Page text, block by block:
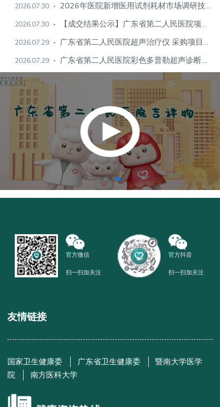
2026.07.30 2026年医院新增医用试剂耗材市场调研技术论证结果公示
2026.07.30 【成交结果公示】广东省第二人民医院项目成交结果公示
2026.07.29 广东省第二人民医院超声治疗仪 采购项目公开招标公告
2026.07.29 广东省第二人民医院彩色多普勒超声诊断系统(全身)采购项目公开招标公告
官方微信
扫一扫加关注
官方抖音
扫一扫加关注
友情链接
国家卫生健康委 广东省卫生健康委
暨南大学医学
院
南方医科大学